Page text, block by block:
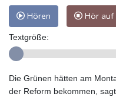
Hören Hör auf
Textgröße:
Die Grünen hätten am
der Reform bekommen,